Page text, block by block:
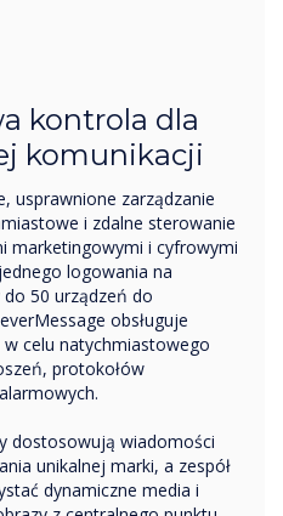
kontrola dla
komunikacji
usprawnione zarządzanie
i zdalne sterowanie
marketingowymi i cyfrowymi
logowania na
do 50 urządzeń do
obsługuje
celu natychmiastowego
protokołów
dostosowują wiadomości
unikalnej marki, a zespół
dynamiczne media i